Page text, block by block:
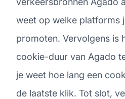
weet op welke platforms
promoten. Vervolgens is
cookie-duur van Agado
je weet hoe lang een
de laatste klik. Tot slot,